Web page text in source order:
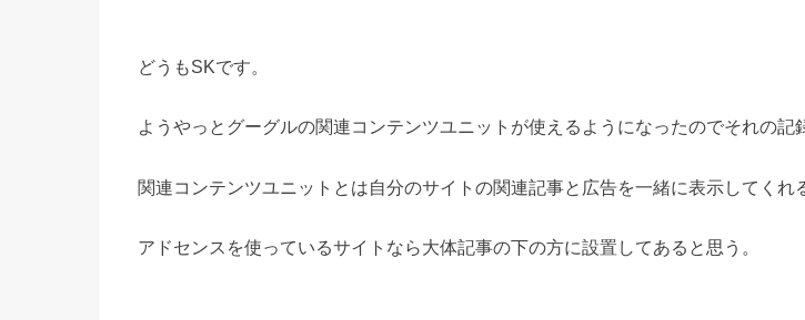
どうもSKです。
ようやっとグーグルの関連コンテンツユニットが使えるようになったのでそれの記
関連コンテンツユニットとは自分のサイトの関連記事と広告を一緒に表示してくれ
アドセンスを使っているサイトなら大体記事の下の方に設置してあると思う。